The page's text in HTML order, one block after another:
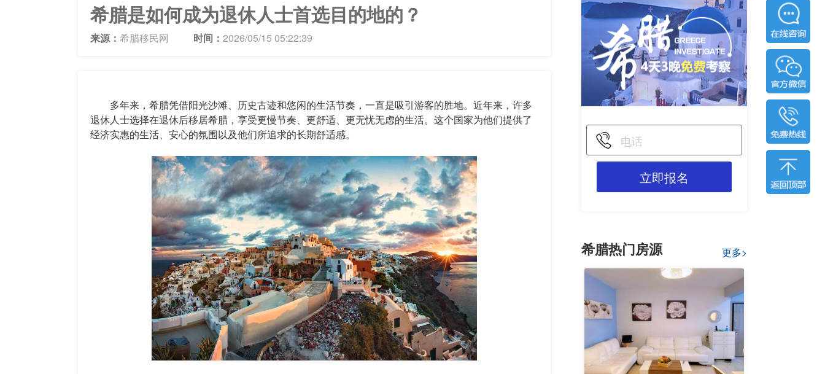
希腊是如何成为退休人士首选目的地的？
来源： 希腊移民网 时间： 2026/05/15 05:22:39
多年来，希腊凭借阳光沙滩、历史古迹和悠闲的生活节奏，一直是吸引游客的胜地。近年来，许多
退休人士选择在退休后移居希腊，享受更慢节奏、更舒适、更无忧无虑的生活。这个国家为他们提供了
经济实惠的生活、安心的氛围以及他们所追求的长期舒适感。
立即报名
希腊热门房源 更多>